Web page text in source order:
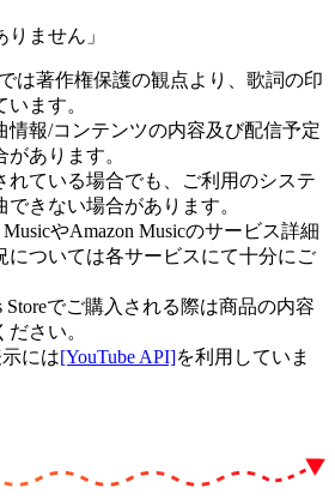
りません」
は著作権保護の観点より、歌詞の印
ます。
情報/コンテンツの内容及び配信予定
あります。
れている場合でも、ご利用のシステ
できない場合があります。
やAmazon Musicのサービス詳細
については各サービスにて十分にご
Storeでご購入される際は商品の内容
さい。
には[YouTube API]を利用していま